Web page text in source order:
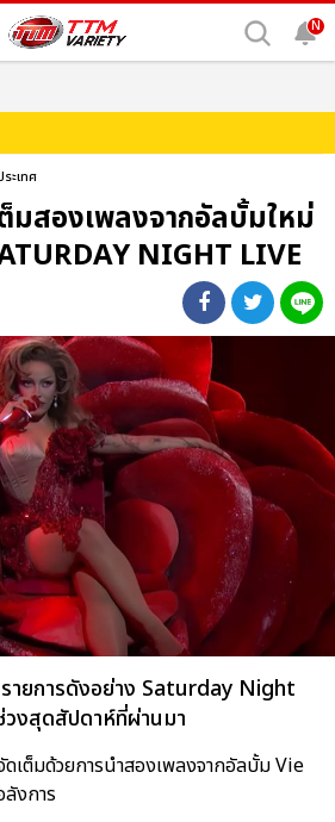
N
ะเทศ
มสองเพลงจากอัลบั้มใหม่
NIGHT LIVE
ายการดังอย่าง Saturday Night
วงสุดสัปดาห์ที่ผ่านมา
ดเต็มด้วยการนำสองเพลงจากอัลบั้ม Vie
งการ